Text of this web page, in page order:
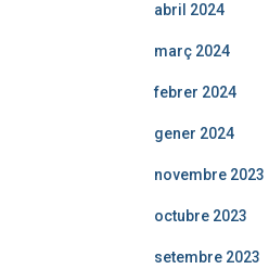
abril 2024
març 2024
febrer 2024
gener 2024
novembre 2023
octubre 2023
setembre 2023